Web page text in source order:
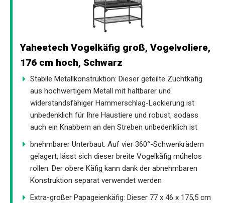
Yaheetech Vogelkäfig groß, Vogelvoliere,
176 cm hoch, Schwarz
Stabile Metallkonstruktion: Dieser geteilte Zuchtkäfig
aus hochwertigem Metall mit haltbarer und
widerstandsfähiger Hammerschlag-Lackierung ist
unbedenklich für Ihre Haustiere und robust, sodass
auch ein Knabbern an den Streben unbedenklich ist
bnehmbarer Unterbaut: Auf vier 360°-Schwenkrädern
gelagert, lässt sich dieser breite Vogelkäfig mühelos
rollen. Der obere Käfig kann dank der abnehmbaren
Konstruktion separat verwendet werden
Extra-großer Papageienkäfig: Dieser 77 x 46 x 175,5 cm